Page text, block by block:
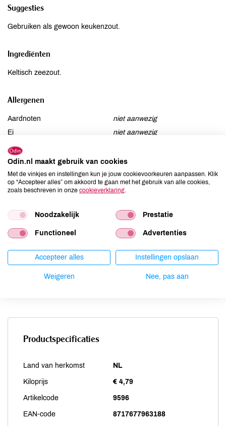
Suggesties
Gebruiken als gewoon keukenzout.
Ingrediënten
Keltisch zeezout.
Allergenen
Aardnoten
niet aanwezig
Ei
niet aanwezig
Gluten
Lactose
niet aanwezig
Lupine
niet aanwezig
Mosterd
niet aanwezig
Schaaldieren
niet aanwezig
Sesam
niet aanwezig
Soja
niet aanwezig
Vis
niet aanwezig
Weekdieren
niet aanwezig
Productspecificaties
Land van herkomst NL
Kiloprijs € 4,79
Artikelcode 9596
EAN-code 8717677963188
Odin.nl maakt gebruik van cookies
Met de vinkjes en instellingen kun je jouw cookievoorkeuren aanpassen. Klik
op “Accepteer alles” om akkoord te gaan met het gebruik van alle cookies,
zoals beschreven in onze cookieverklaring
Noodzakelijk Prestatie
Functioneel Advertenties
Accepteer alles Instellingen opslaan
Weigeren Nee, pas aan